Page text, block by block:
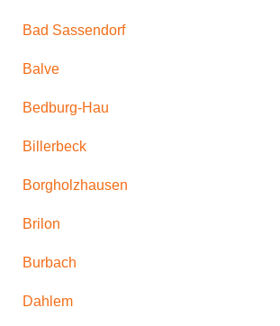
Bad Sassendorf
Balve
Bedburg-Hau
Billerbeck
Borgholzhausen
Brilon
Burbach
Dahlem